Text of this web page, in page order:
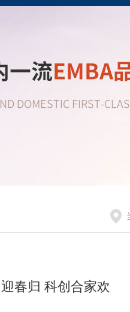
春归 科创合家欢